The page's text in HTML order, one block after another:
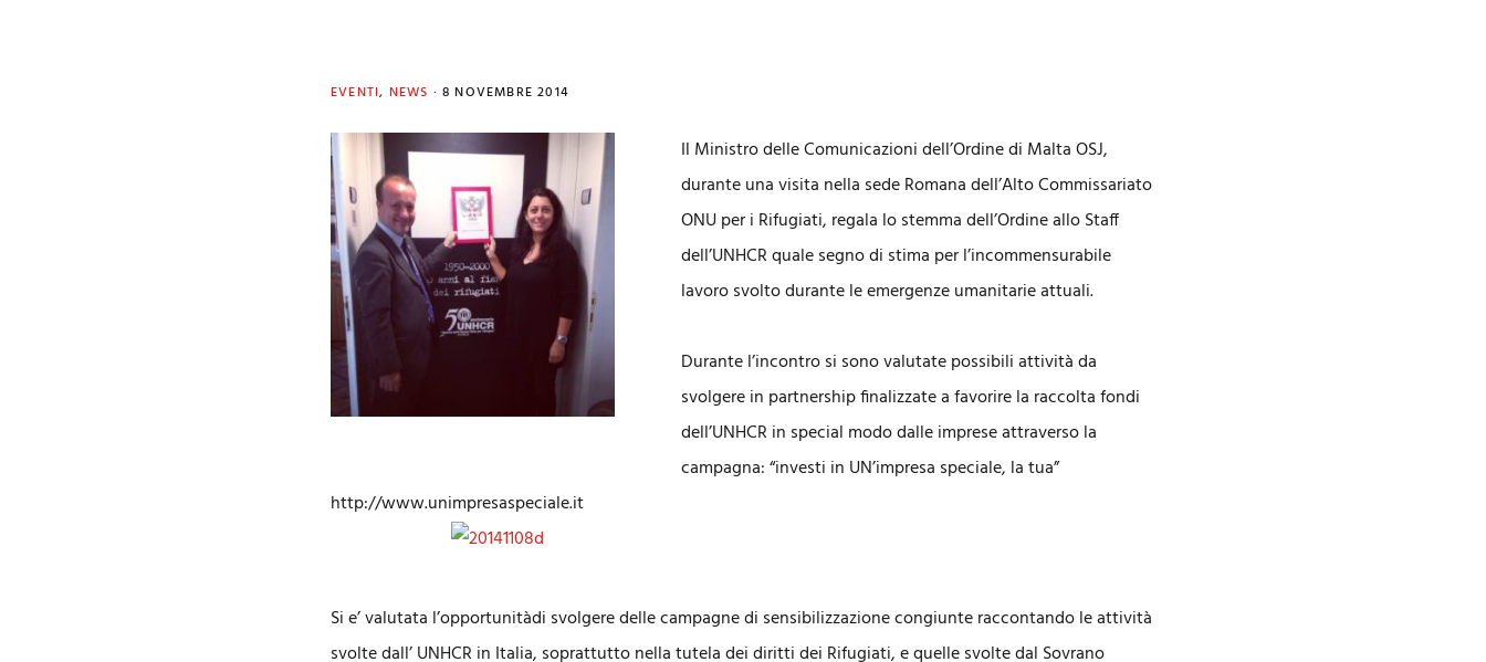
EVENTI, NEWS · 8 NOVEMBRE 2014
Il Ministro delle Comunicazioni dell’Ordine di Malta OSJ,
durante una visita nella sede Romana dell’Alto Commissariato
ONU per i Rifugiati, regala lo stemma dell’Ordine allo Staff
dell’UNHCR quale segno di stima per l’incommensurabile
lavoro svolto durante le emergenze umanitarie attuali.
Durante l’incontro si sono valutate possibili attività da
svolgere in partnership finalizzate a favorire la raccolta fondi
dell’UNHCR in special modo dalle imprese attraverso la
campagna: “investi in UN’impresa speciale, la tua”
http://www.unimpresaspeciale.it
Si e’ valutata l’opportunitàdi svolgere delle campagne di sensibilizzazione congiunte raccontando le attività
svolte dall’ UNHCR in Italia, soprattutto nella tutela dei diritti dei Rifugiati, e quelle svolte dal Sovrano